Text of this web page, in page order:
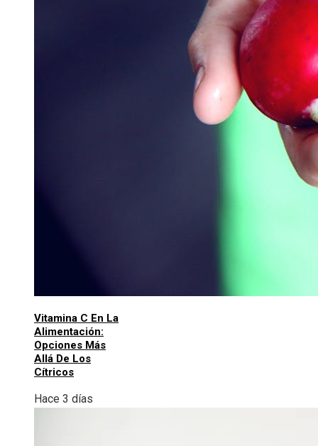
Vitamina C En La
Alimentación:
Opciones Más
Allá De Los
Cítricos
Hace 3 días